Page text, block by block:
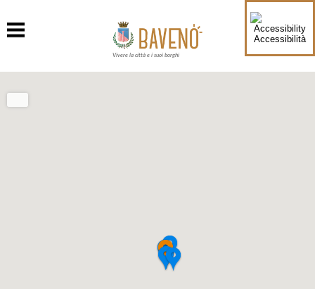
Accessibilità
Vivere la città e i suoi borghi